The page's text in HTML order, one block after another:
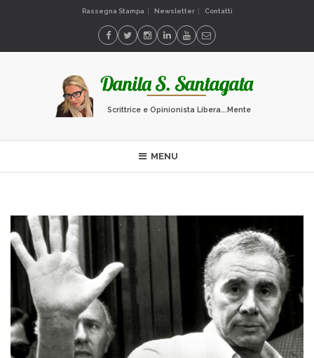
Rassegna Stampa Newsletter Contatti
Scrittrice e Opinionista Libera...Mente
MENU